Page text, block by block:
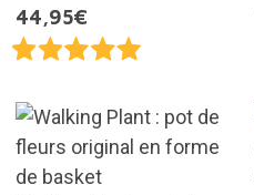
44,95€